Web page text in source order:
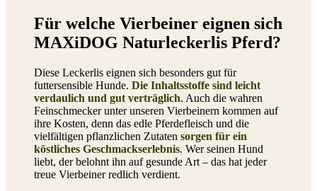
Für welche Vierbeiner eignen sich
MAXiDOG Naturleckerlis Pferd?
Diese Leckerlis eignen sich besonders gut für
futtersensible Hunde. Die Inhaltsstoffe sind leicht
verdaulich und gut verträglich. Auch die wahren
Feinschmecker unter unseren Vierbeinern kommen auf
ihre Kosten, denn das edle Pferdefleisch und die
vielfältigen pflanzlichen Zutaten sorgen für ein
köstliches Geschmackserlebnis. Wer seinen Hund
liebt, der belohnt ihn auf gesunde Art – das hat jeder
treue Vierbeiner redlich verdient.